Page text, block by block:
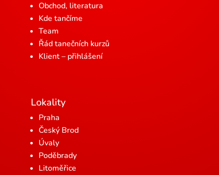
Obchod, literatura
Kde tančíme
Team
Řád tanečních kurzů
Klient – přihlášení
Lokality
Praha
Český Brod
Úvaly
Poděbrady
Litoměřice